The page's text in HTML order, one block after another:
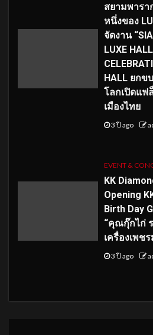
สยามพารา
หนึ่งของ
จัดงาน
LUXE
HALL ยกข
โลกเปิดแฟ
เมืองไทย
3 ปี ago
EVENT &
KK
Opening
Birth Day
“คุณกุ๊กไก่
เครื่องเพช
3 ปี ago